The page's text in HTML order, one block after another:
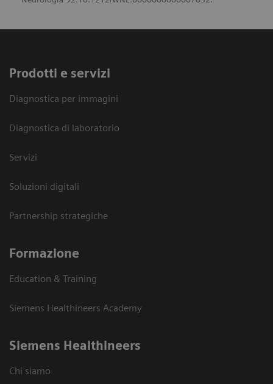
Prodotti e servizi
Diagnostica per immagini
Diagnostica di laboratorio
Servizi
Soluzioni digitali
Partnership strategiche
Formazione
Education & Training
Siemens Healthineers Academy
Siemens Healthineers
Chi siamo